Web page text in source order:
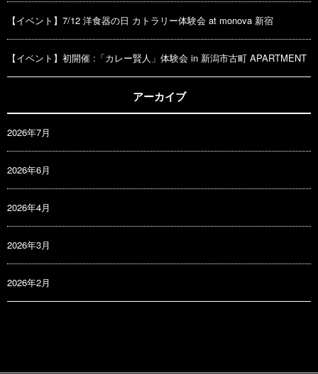
【イベント】7/12 洋食器の日 カトラリー体験会 at monova 新宿
【イベント】初開催 :「カレー賢人」体験会 in 新潟市古町 APARTMENT
アーカイブ
2026年7月
2026年6月
2026年4月
2026年3月
2026年2月